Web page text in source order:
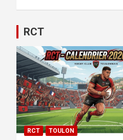
RCT
RCT TOULON